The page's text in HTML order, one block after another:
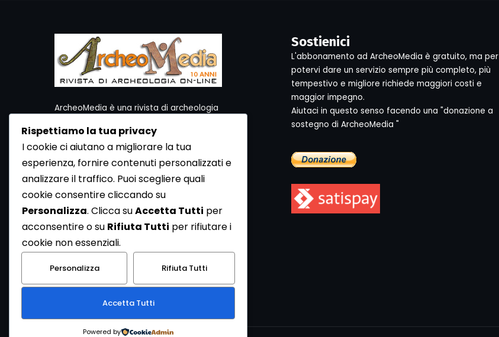
ArcheoMedia è una rivista di archeologia
Per contattare la Redazione potete utilizzare i
seguenti recapiti:
Redazione ArcheoMedia c/o Mediares S.c.
Via Gioberti 80/D - 10128 Torino
Tel 011.5806363 - Fax 011.5808561
http://www.mediares.to.it
http://www.didatticatorino.it
Sostienici
L'abbonamento ad ArcheoMedia è gratuito, ma per
potervi dare un servizio sempre più completo, più
tempestivo e migliore richiede maggiori costi e
maggior impegno.
Aiutaci in questo senso facendo una "donazione a
sostegno di ArcheoMedia "
Rispettiamo la tua privacy
I cookie ci aiutano a migliorare la tua
esperienza, fornire contenuti personalizzati e
analizzare il traffico. Puoi scegliere quali
cookie consentire cliccando su
Personalizza. Clicca suAccetta Tutti per
acconsentire o su Rifiuta Tutti per rifiutare i
cookie non essenziali.
Personalizza Rifiuta Tutti
Accetta Tutti
Powered by